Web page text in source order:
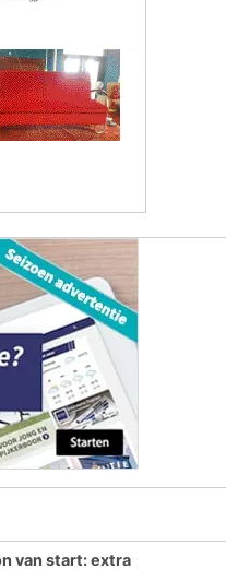
van start: extra